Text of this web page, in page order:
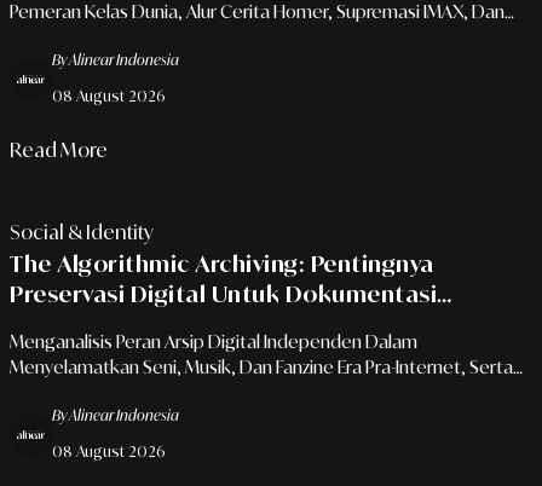
Pemeran Kelas Dunia, Alur Cerita Homer, Supremasi IMAX, Dan
By Alinear Indonesia
08 August 2026
Read More
Social & Identity
The Algorithmic Archiving: Pentingnya
Preservasi Digital Untuk Dokumentasi
Menganalisis Peran Arsip Digital Independen Dalam
Menyelamatkan Seni, Musik, Dan Fanzine Era Pra-Internet, Serta
By Alinear Indonesia
08 August 2026